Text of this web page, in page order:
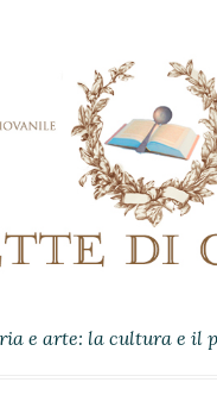
e arte: la cultura e il